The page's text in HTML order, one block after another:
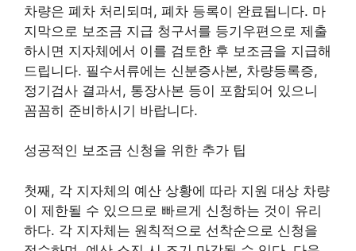
차량은 폐차 처리되며, 폐차 등록이 완료됩니다. 마
지막으로 보조금 지급 청구서를 등기우편으로 제출
하시면 지자체에서 이를 검토한 후 보조금을 지급해
드립니다. 필수서류에는 신분증사본, 차량등록증,
정기검사 결과서, 통장사본 등이 포함되어 있으니
꼼꼼히 준비하시기 바랍니다.
성공적인 보조금 신청을 위한 추가 팁
첫째, 각 지자체의 예산 상황에 따라 지원 대상 차량
이 제한될 수 있으므로 빠르게 신청하는 것이 유리
하다. 각 지자체는 원칙적으로 선착순으로 신청을